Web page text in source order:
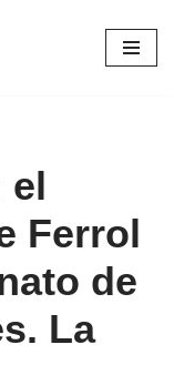
el
Ferrol
de
La